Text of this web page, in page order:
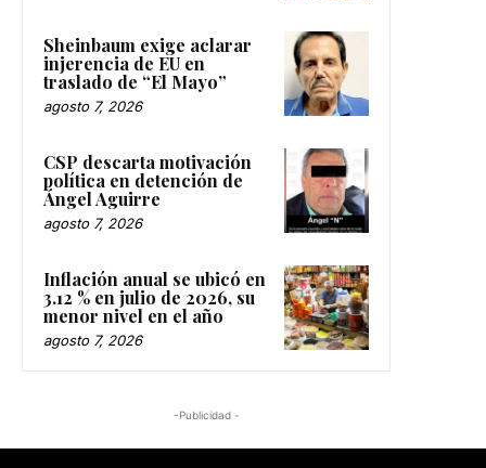
Sheinbaum exige aclarar
injerencia de EU en
traslado de “El Mayo”
agosto 7, 2026
CSP descarta motivación
política en detención de
Ángel Aguirre
agosto 7, 2026
Inflación anual se ubicó en
3.12 % en julio de 2026, su
menor nivel en el año
agosto 7, 2026
-Publicidad -